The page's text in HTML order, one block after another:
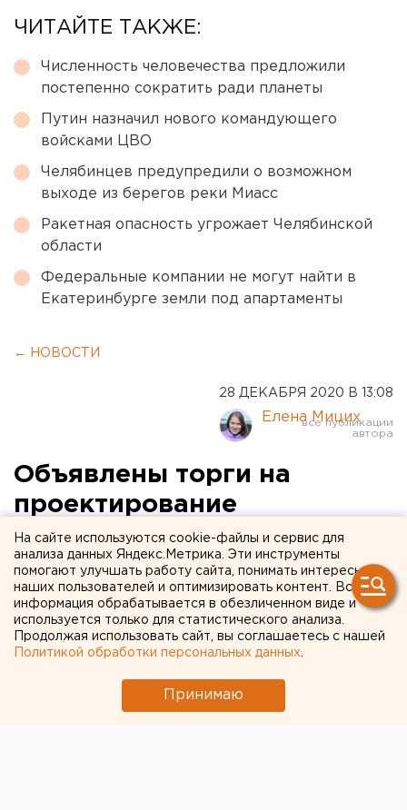
ЧИТАЙТЕ ТАКЖЕ:
Численность человечества предложили
постепенно сократить ради планеты
Путин назначил нового командующего
войсками ЦВО
Челябинцев предупредили о возможном
выходе из берегов реки Миасс
Ракетная опасность угрожает Челябинской
области
Федеральные компании не могут найти в
Екатеринбурге земли под апартаменты
← НОВОСТИ
28 ДЕКАБРЯ 2020 В 13:08
Елена Мицих
Объявлены торги на
проектирование
хирургического корпуса
челябинской детской
больницы
На сайте используются cookie-файлы и сервис для
анализа данных Яндекс.Метрика. Эти инструменты
помогают улучшать работу сайта, понимать интересы
наших пользователей и оптимизировать контент. Вся
информация обрабатывается в обезличенном виде и
используется только для статистического анализа.
Продолжая использовать сайт, вы соглашаетесь с нашей
Политикой обработки персональных данных
Принимаю